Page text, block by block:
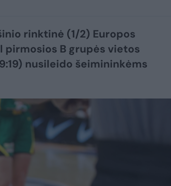
rinktinė (1/2) Europos
B grupės vietos
9:19) nusileido šeimininkėms